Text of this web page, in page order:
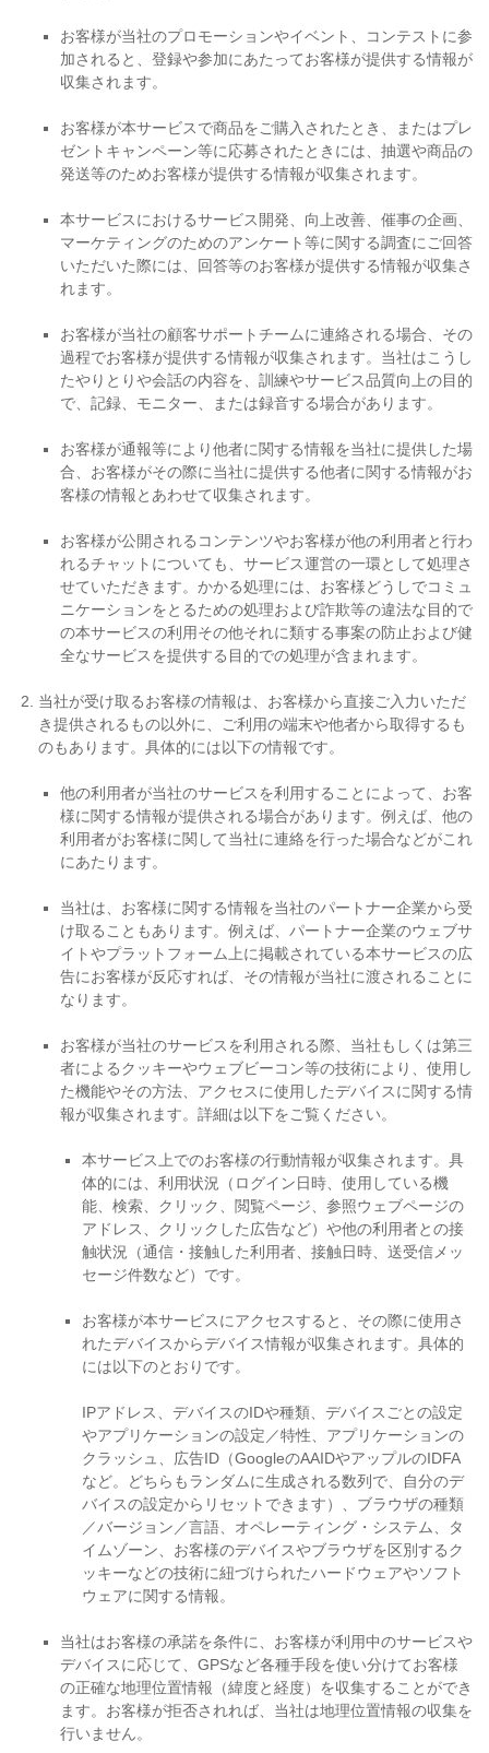
お客様が当社のプロモーションやイベント、コンテストに参
加されると、登録や参加にあたってお客様が提供する情報が
収集されます。
お客様が本サービスで商品をご購入されたとき、またはプレ
ゼントキャンペーン等に応募されたときには、抽選や商品の
発送等のためお客様が提供する情報が収集されます。
本サービスにおけるサービス開発、向上改善、催事の企画、
マーケティングのためのアンケート等に関する調査にご回答
いただいた際には、回答等のお客様が提供する情報が収集さ
れます。
お客様が当社の顧客サポートチームに連絡される場合、その
過程でお客様が提供する情報が収集されます。当社はこうし
たやりとりや会話の内容を、訓練やサービス品質向上の目的
で、記録、モニター、または録音する場合があります。
お客様が通報等により他者に関する情報を当社に提供した場
合、お客様がその際に当社に提供する他者に関する情報がお
客様の情報とあわせて収集されます。
お客様が公開されるコンテンツやお客様が他の利用者と行わ
れるチャットについても、サービス運営の一環として処理さ
せていただきます。かかる処理には、お客様どうしでコミュ
ニケーションをとるための処理および詐欺等の違法な目的で
の本サービスの利用その他それに類する事案の防止および健
全なサービスを提供する目的での処理が含まれます。
当社が受け取るお客様の情報は、お客様から直接ご入力いただ
き提供されるもの以外に、ご利用の端末や他者から取得するも
のもあります。具体的には以下の情報です。
他の利用者が当社のサービスを利用することによって、お客
様に関する情報が提供される場合があります。例えば、他の
利用者がお客様に関して当社に連絡を行った場合などがこれ
にあたります。
当社は、お客様に関する情報を当社のパートナー企業から受
け取ることもあります。例えば、パートナー企業のウェブサ
イトやプラットフォーム上に掲載されている本サービスの広
告にお客様が反応すれば、その情報が当社に渡されることに
なります。
お客様が当社のサービスを利用される際、当社もしくは第三
者によるクッキーやウェブビーコン等の技術により、使用し
た機能やその方法、アクセスに使用したデバイスに関する情
報が収集されます。詳細は以下をご覧ください。
本サービス上でのお客様の行動情報が収集されます。具
体的には、利用状況（ログイン日時、使用している機
能、検索、クリック、閲覧ページ、参照ウェブページの
アドレス、クリックした広告など）や他の利用者との接
触状況（通信・接触した利用者、接触日時、送受信メッ
セージ件数など）です。
お客様が本サービスにアクセスすると、その際に使用さ
れたデバイスからデバイス情報が収集されます。具体的
には以下のとおりです。
IPアドレス、デバイスのIDや種類、デバイスごとの設定
やアプリケーションの設定／特性、アプリケーションの
クラッシュ、広告ID（GoogleのAAIDやアップルのIDFA
など。どちらもランダムに生成される数列で、自分のデ
バイスの設定からリセットできます）、ブラウザの種類
／バージョン／言語、オペレーティング・システム、タ
イムゾーン、お客様のデバイスやブラウザを区別するク
ッキーなどの技術に紐づけられたハードウェアやソフト
ウェアに関する情報。
当社はお客様の承諾を条件に、お客様が利用中のサービスや
デバイスに応じて、GPSなど各種手段を使い分けてお客様
の正確な地理位置情報（緯度と経度）を収集することができ
ます。お客様が拒否されれば、当社は地理位置情報の収集を
行いません。